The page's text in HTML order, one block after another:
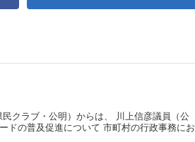
クラブ・公明）からは、 川上信彦議員（公
ドの普及促進について 市町村の行政事務にお